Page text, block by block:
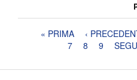
Pagine« PRIMA ‹
7
8 9